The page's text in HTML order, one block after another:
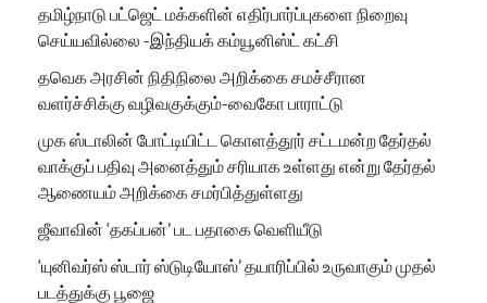
தமிழ்நாடு பட்ஜெட் மக்களின் எதிர்பார்ப்புகளை நிறைவு
செய்யவில்லை -இந்தியக் கம்யூனிஸ்ட் கட்சி
தவெக அரசின் நிதிநிலை அறிக்கை சமச்சீரான
வளர்ச்சிக்கு வழிவகுக்கும்-வைகோ பாராட்டு
முக ஸ்டாலின் போட்டியிட்ட கொளத்தூர் சட்டமன்ற தேர்தல்
வாக்குப் பதிவு அனைத்தும் சரியாக உள்ளது என்று தேர்தல்
ஆணையம் அறிக்கை சமர்பித்துள்ளது
ஜீவாவின் ‘தகப்பன்’ பட பதாகை வெளியீடு
‘யுனிவர்ஸ் ஸ்டார் ஸ்டுடியோஸ்’ தயாரிப்பில் உருவாகும் முதல்
படத்துக்கு பூஜை